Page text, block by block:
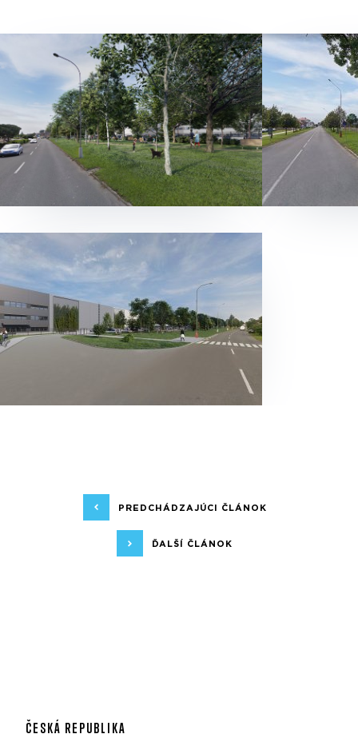
PREDCHÁDZAJÚCI ČLÁNOK
ĎALŠÍ ČLÁNOK
ČESKÁ REPUBLIKA